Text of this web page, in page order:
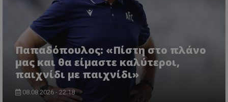
Παπαδόπουλος: «Πίστη στο πλάνο
μας και θα είμαστε καλύτεροι,
παιχνίδι με παιχνίδι»
08.08.2026 - 22:18